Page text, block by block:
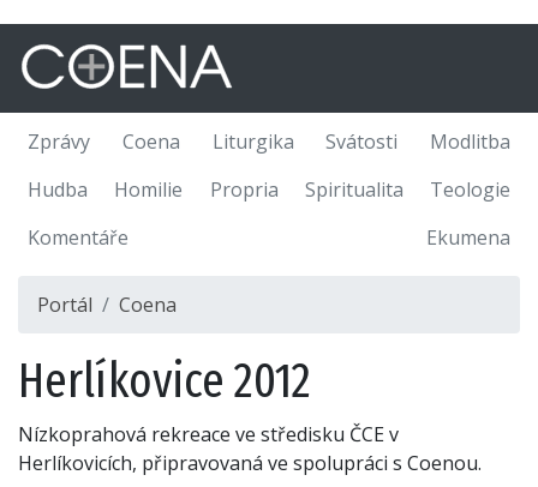
Zprávy Coena Liturgika Svátosti
Modlitba
Hudba
Homilie Propria Spiritualita
Teologie
Komentáře
Ekumena
Portál Coena
Herlíkovice 2012
Nízkoprahová rekreace ve středisku ČCE v
Herlíkovicích, připravovaná ve spolupráci s Coenou.